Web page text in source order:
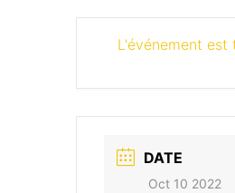
L'événement est
DATE
Oct 10 2022